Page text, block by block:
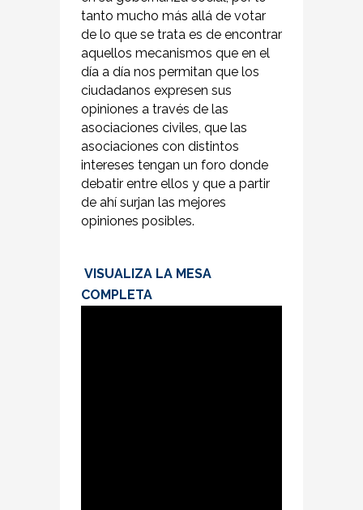
tanto mucho más allá de votar
de lo que se trata es de encontrar
aquellos mecanismos que en el
día a día nos permitan que los
ciudadanos expresen sus
opiniones a través de las
asociaciones civiles, que las
asociaciones con distintos
intereses tengan un foro donde
debatir entre ellos y que a partir
de ahí surjan las mejores
opiniones posibles.
VISUALIZA LA MESA
COMPLETA